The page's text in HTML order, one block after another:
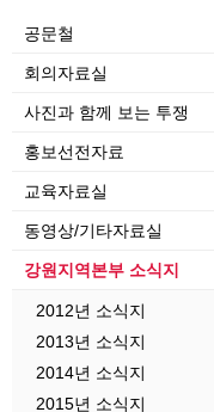
공문철
회의자료실
사진과 함께 보는 투쟁
홍보선전자료
교육자료실
동영상/기타자료실
강원지역본부 소식지
2012년 소식지
2013년 소식지
2014년 소식지
2015년 소식지